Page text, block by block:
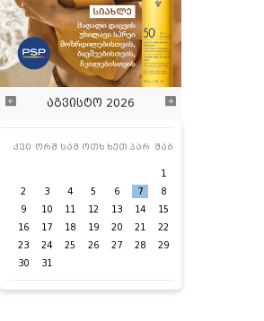
აგვისტო 2026
კვი ორშ სამ ოთხ ხუთ პარ შაბ
1
2
3 4 5 6 7
8
9
10 11 12 13 14
15
16
17 18 19 20 21
22
23
24 25 26 27 28
29
30
31